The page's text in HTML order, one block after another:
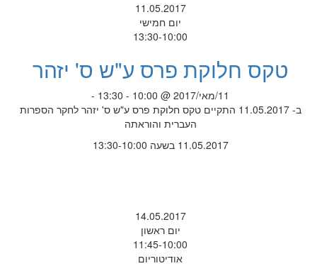
11.05.2017
יום חמישי
13:30-10:00
טקס חלוקת פרס ע"ש ס' יזהר
11/מאי/2017 @ 10:00 - 13:30 -
ב- 11.05.2017 התקיים טקס חלוקת פרס ע"ש ס' יזהר לחקר הספרות
העברית והוראתה
11.05.2017 בשעה 13:30-10:00
14.05.2017
יום ראשון
11:45-10:00
אודיטוריום